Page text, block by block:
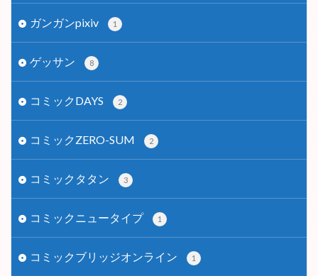
ガンガンpixiv 1
ゲッサン 8
コミックDAYS 2
コミックZERO-SUM 2
コミックタタン 3
コミックニュータイプ 1
コミックブリッジオンライン 1